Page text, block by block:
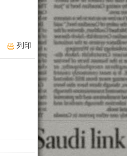
列印